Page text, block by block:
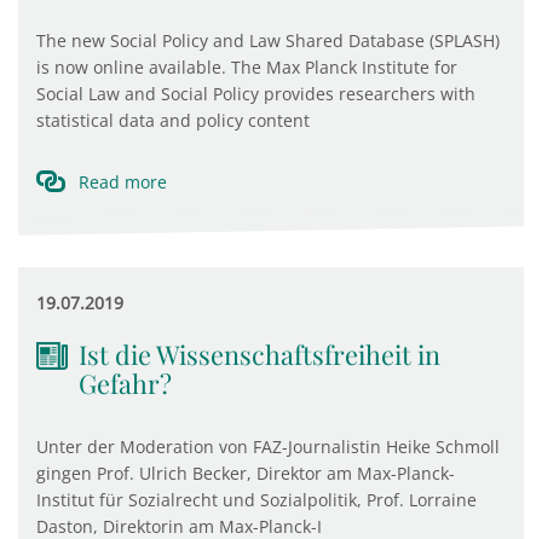
The new Social Policy and Law Shared Database (SPLASH)
is now online available. The Max Planck Institute for
Social Law and Social Policy provides researchers with
statistical data and policy content
Read more
19.07.2019
Ist die Wissenschaftsfreiheit in
Gefahr?
Unter der Moderation von FAZ-Journalistin Heike Schmoll
gingen Prof. Ulrich Becker, Direktor am Max-Planck-
Institut für Sozialrecht und Sozialpolitik, Prof. Lorraine
Daston, Direktorin am Max-Planck-I